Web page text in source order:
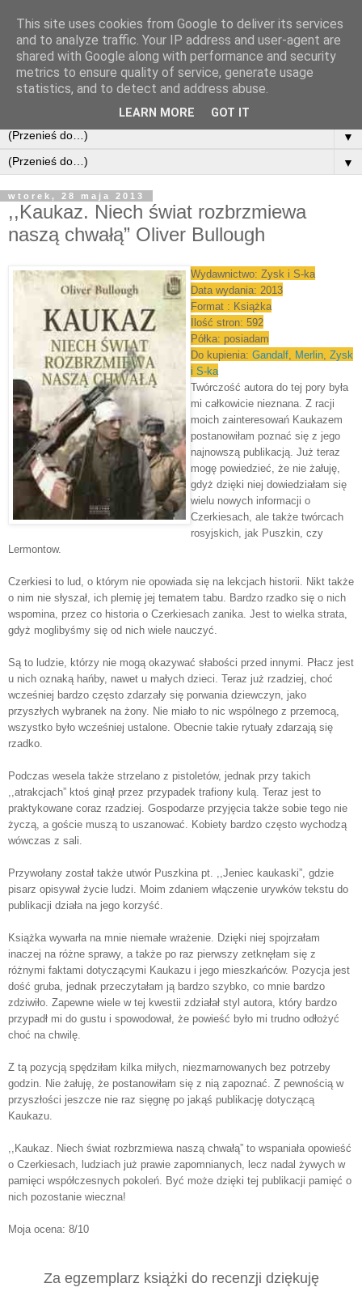
▼
▼
wtorek, 28 maja 2013
,,Kaukaz. Niech świat rozbrzmiewa
naszą chwałą” Oliver Bullough
Wydawnictwo: Zysk i S-ka
Data wydania: 2013
Format : Książka
Ilość stron: 592
Półka: posiadam
Do kupienia: Gandalf Merlin Zysk
i S-ka
Twórczość autora do tej pory była
mi całkowicie nieznana. Z racji
moich zainteresowań Kaukazem
postanowiłam poznać się z jego
najnowszą publikacją. Już teraz
mogę powiedzieć, że nie żałuję,
gdyż dzięki niej dowiedziałam się
wielu nowych informacji o
Czerkiesach, ale także twórcach
rosyjskich, jak Puszkin, czy
Lermontow.
Czerkiesi to lud, o którym nie opowiada się na lekcjach historii. Nikt także
o nim nie słyszał, ich plemię jej tematem tabu. Bardzo rzadko się o nich
wspomina, przez co historia o Czerkiesach zanika. Jest to wielka strata,
gdyż moglibyśmy się od nich wiele nauczyć.
Są to ludzie, którzy nie mogą okazywać słabości przed innymi. Płacz jest
u nich oznaką hańby, nawet u małych dzieci. Teraz już rzadziej, choć
wcześniej bardzo często zdarzały się porwania dziewczyn, jako
przyszłych wybranek na żony. Nie miało to nic wspólnego z przemocą,
wszystko było wcześniej ustalone. Obecnie takie rytuały zdarzają się
rzadko.
Podczas wesela także strzelano z pistoletów, jednak przy takich
,,atrakcjach” ktoś ginął przez przypadek trafiony kulą. Teraz jest to
praktykowane coraz rzadziej. Gospodarze przyjęcia także sobie tego nie
życzą, a goście muszą to uszanować. Kobiety bardzo często wychodzą
wówczas z sali.
Przywołany został także utwór Puszkina pt. ,,Jeniec kaukaski”, gdzie
pisarz opisywał życie ludzi. Moim zdaniem włączenie urywków tekstu do
publikacji działa na jego korzyść.
Książka wywarła na mnie niemałe wrażenie. Dzięki niej spojrzałam
inaczej na różne sprawy, a także po raz pierwszy zetknęłam się z
różnymi faktami dotyczącymi Kaukazu i jego mieszkańców. Pozycja jest
dość gruba, jednak przeczytałam ją bardzo szybko, co mnie bardzo
zdziwiło. Zapewne wiele w tej kwestii zdziałał styl autora, który bardzo
przypadł mi do gustu i spowodował, że powieść było mi trudno odłożyć
choć na chwilę.
Z tą pozycją spędziłam kilka miłych, niezmarnowanych bez potrzeby
godzin. Nie żałuję, że postanowiłam się z nią zapoznać. Z pewnością w
przyszłości jeszcze nie raz sięgnę po jakąś publikację dotyczącą
Kaukazu.
,,Kaukaz. Niech świat rozbrzmiewa naszą chwałą” to wspaniała opowieść
o Czerkiesach, ludziach już prawie zapomnianych, lecz nadal żywych w
pamięci współczesnych pokoleń. Być może dzięki tej publikacji pamięć o
nich pozostanie wieczna!
Moja ocena: 8/10
Za egzemplarz książki do recenzji dziękuję
This site uses cookies from Google to deliver its services
and to analyze traffic. Your IP address and user-agent are
shared with Google along with performance and security
metrics to ensure quality of service, generate usage
statistics, and to detect and address abuse.
LEARN MORE GOT IT